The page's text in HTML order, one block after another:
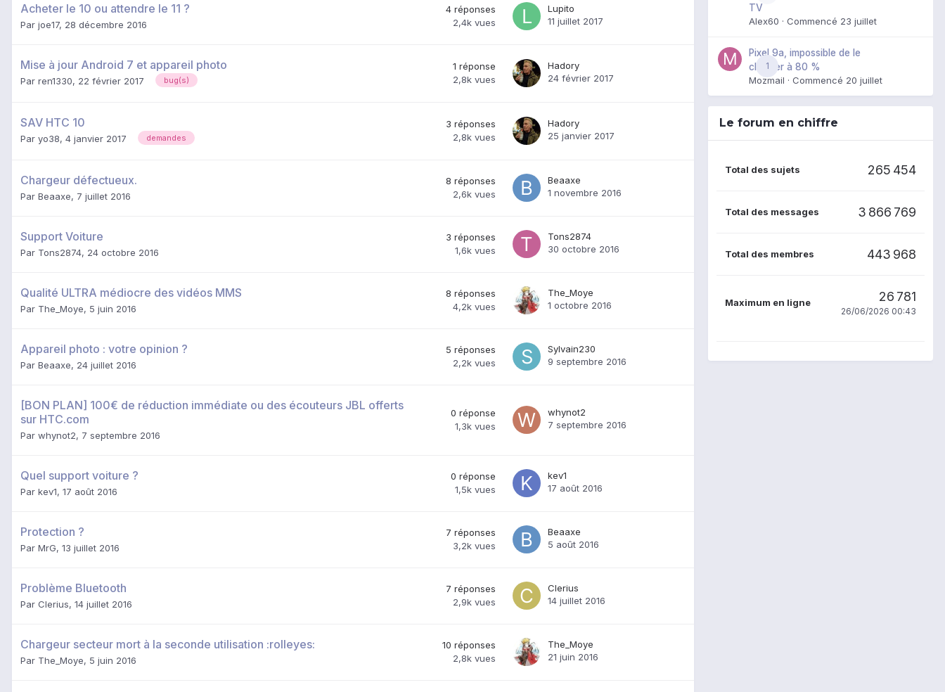
Acheter le 10 ou attendre le 11 ?
Par joe17, 28 décembre 2016
4 réponses
2,4k vues
Lupito
11 juillet 2017
Mise à jour Android 7 et appareil photo
Par ren1330, 22 février 2017 bug(s)
1 réponse
2,8k vues
Hadory
24 février 2017
SAV HTC 10
Par yo38, 4 janvier 2017 demandes
3 réponses
2,8k vues
Hadory
25 janvier 2017
Chargeur défectueux.
Par Beaaxe, 7 juillet 2016
8 réponses
2,6k vues
Beaaxe
1 novembre 2016
Support Voiture
Par Tons2874, 24 octobre 2016
3 réponses
1,6k vues
Tons2874
30 octobre 2016
Qualité ULTRA médiocre des vidéos MMS
Par The_Moye, 5 juin 2016
8 réponses
4,2k vues
The_Moye
1 octobre 2016
Appareil photo : votre opinion ?
Par Beaaxe, 24 juillet 2016
5 réponses
2,2k vues
Sylvain230
9 septembre 2016
[BON PLAN] 100€ de réduction immédiate ou des écouteurs JBL offerts
sur HTC.com
Par whynot2, 7 septembre 2016
0 réponse
1,3k vues
whynot2
7 septembre 2016
Quel support voiture ?
Par kev1, 17 août 2016
0 réponse
1,5k vues
kev1
17 août 2016
Protection ?
Par MrG, 13 juillet 2016
7 réponses
3,2k vues
Beaaxe
5 août 2016
Problème Bluetooth
Par Clerius, 14 juillet 2016
7 réponses
2,9k vues
Clerius
14 juillet 2016
Chargeur secteur mort à la seconde utilisation :rolleyes:
Par The_Moye, 5 juin 2016
10 réponses
2,8k vues
The_Moye
21 juin 2016
TV
Alex60 · Commencé 23 juillet
1
Pixel 9a, impossible de le
charger à 80 %
Mozmail · Commencé 20 juillet
Le forum en chiffre
Total des sujets 265 454
Total des messages 3 866 769
Total des membres 443 968
Maximum en ligne 26 781
26/06/2026 00:43